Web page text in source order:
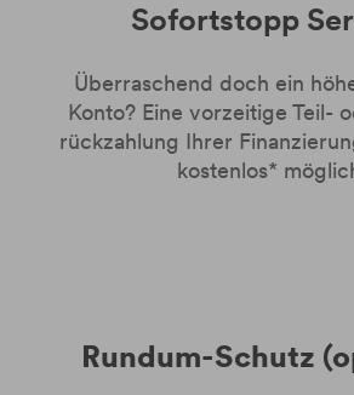
Sofortstopp
Überraschend doch ein
Konto? Eine vorzeitige Teil-
rückzahlung Ihrer
kostenlos*
Rundum-Schutz